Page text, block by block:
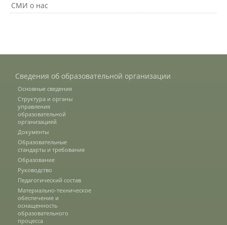
Направления подготовки
Консультационные услуги
Список публикаций
СМИ о нас
Сведения об образовательной организации
Основные сведения
Структура и органы
управления
образовательной
организацией
Документы
Образовательные
стандарты и требования
Образование
Руководство
Педагогический состав
Материально-техническое
обеспечение и
оснащенность
образовательного
процесса